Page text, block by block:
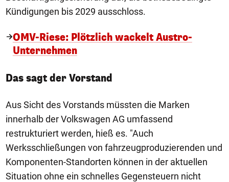
Kündigungen bis 2029 ausschloss.
OMV-Riese: Plötzlich wackelt Austro-
Unternehmen
Das sagt der Vorstand
Aus Sicht des Vorstands müssten die Marken
innerhalb der Volkswagen AG umfassend
restrukturiert werden, hieß es. "Auch
Werksschließungen von fahrzeugproduzierenden und
Komponenten-Standorten können in der aktuellen
Situation ohne ein schnelles Gegensteuern nicht